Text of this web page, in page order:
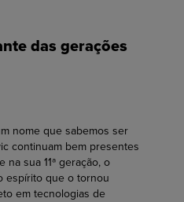
das gerações
nome que sabemos ser
continuam bem presentes
na sua 11ª geração, o
espírito que o tornou
em tecnologias de